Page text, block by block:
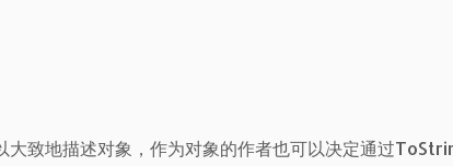
大致地描述对象，作为对象的作者也可以决定通过